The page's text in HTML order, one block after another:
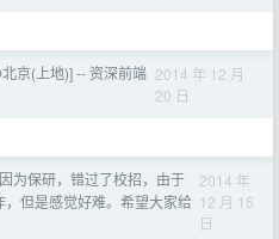
京(上地)] -- 资深前端 2014 年 12 月
20 日
因为保研，错过了校招，由于
但是感觉好难。希望大家给
2014 年
12 月 15
日